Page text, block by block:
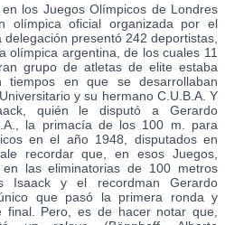
los Juegos Olímpicos de Londres
olímpica oficial organizada por el
presentó 242 deportistas,
olímpica argentina, de los cuales 11
grupo de atletas de elite estaba
tiempos en que se desarrollaban
y su hermano C.U.B.A. Y
quién le disputó a Gerardo
la primacía de los 100 m. para
en el año 1948, disputados en
recordar que, en esos Juegos,
las eliminatorias de 100 metros
Isaack y el recordman Gerardo
que pasó la primera ronda y
Pero, es de hacer notar que,